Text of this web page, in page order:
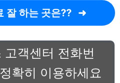
잘 하는 곳은??
객센터 전화번
확히 이용하세요